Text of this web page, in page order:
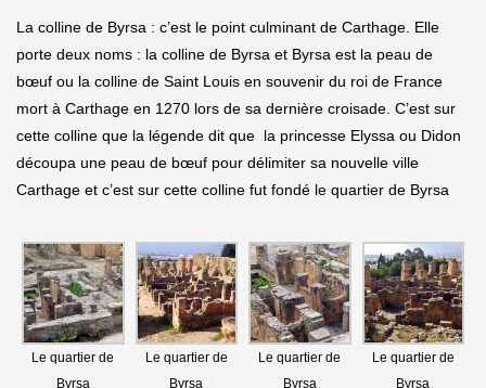
La colline de Byrsa : c’est le point culminant de Carthage. Elle
porte deux noms : la colline de Byrsa et Byrsa est la peau de
bœuf ou la colline de Saint Louis en souvenir du roi de France
mort à Carthage en 1270 lors de sa dernière croisade. C’est sur
cette colline que la légende dit que la princesse Elyssa ou Didon
découpa une peau de bœuf pour délimiter sa nouvelle ville
Carthage et c’est sur cette colline fut fondé le quartier de Byrsa
Le quartier de
Byrsa
Le quartier de
Byrsa
Le quartier de
Byrsa
Le quartier de
Byrsa